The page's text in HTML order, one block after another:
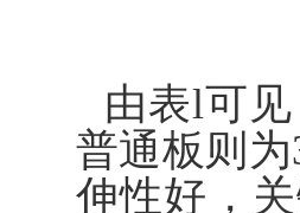
由表l可
普通板则
伸性好，